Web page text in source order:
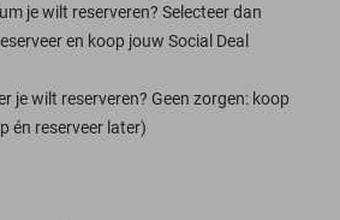
je wilt reserveren? Selecteer dan
en koop jouw Social Deal
je wilt reserveren? Geen zorgen: koop
én reserveer later)